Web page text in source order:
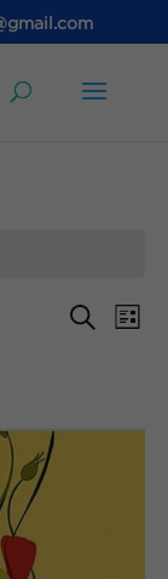
Events
Search
List